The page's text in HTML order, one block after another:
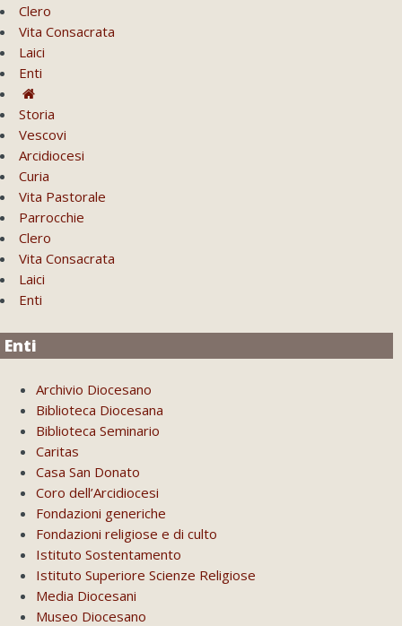
Clero
Vita Consacrata
Laici
Enti
Storia
Vescovi
Arcidiocesi
Curia
Vita Pastorale
Parrocchie
Clero
Vita Consacrata
Laici
Enti
Enti
Archivio Diocesano
Biblioteca Diocesana
Biblioteca Seminario
Caritas
Casa San Donato
Coro dell’Arcidiocesi
Fondazioni generiche
Fondazioni religiose e di culto
Istituto Sostentamento
Istituto Superiore Scienze Religiose
Media Diocesani
Museo Diocesano